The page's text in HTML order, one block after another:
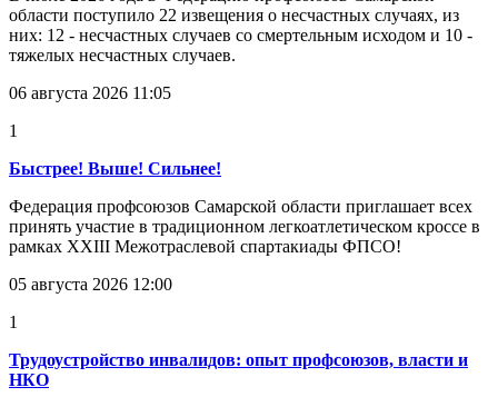
области поступило 22 извещения о несчастных случаях, из
них: 12 - несчастных случаев со смертельным исходом и 10 -
тяжелых несчастных случаев.
06 августа 2026 11:05
1
Быстрее! Выше! Сильнее!
Федерация профсоюзов Самарской области приглашает всех
принять участие в традиционном легкоатлетическом кроссе в
рамках XXIII Межотраслевой спартакиады ФПСО!
05 августа 2026 12:00
1
Трудоустройство инвалидов: опыт профсоюзов, власти и
НКО